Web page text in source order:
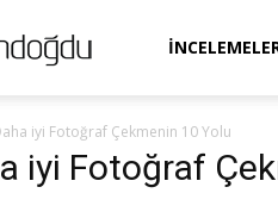
Gündoğdu
iyi Fotoğraf Çekmenin 10 Yolu
iyi Fotoğraf